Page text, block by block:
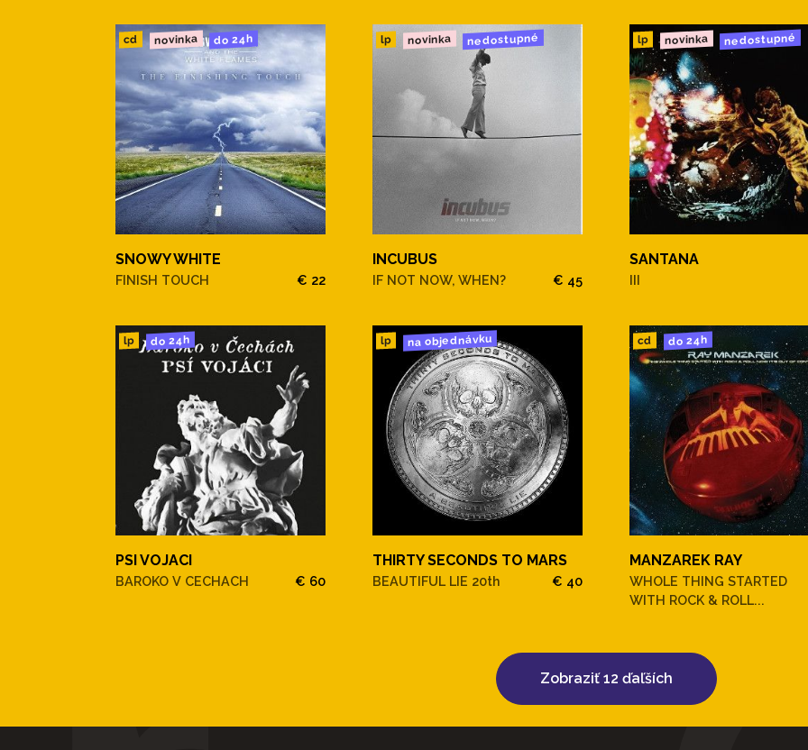
cd novinka do 24h
SNOWY WHITE
FINISH TOUCH € 22
lp novinka nedostupné
INCUBUS
IF NOT NOW, WHEN? € 45
lp novinka nedostupné
SANTANA
III
lp do 24h
PSI VOJACI
BAROKO V CECHACH € 60
lp na objednávku
THIRTY SECONDS TO MARS
BEAUTIFUL LIE 20th € 40
cd do 24h
MANZAREK RAY
WHOLE THING STARTED
WITH ROCK & ROLL...
Zobraziť 12 ďaľších